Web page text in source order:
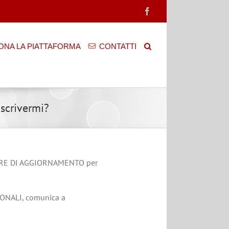
LA PIATTAFORMA CONTATTI
DI AGGIORNAMENTO per
comunica a